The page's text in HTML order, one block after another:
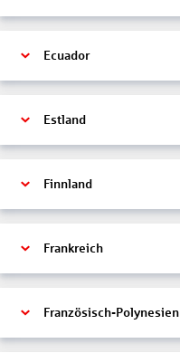
Ecuador
Estland
Finnland
Frankreich
Französisch-Polynesien